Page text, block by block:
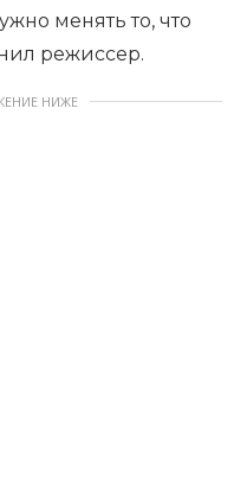
менять то, что
режиссер.
НИЖЕ